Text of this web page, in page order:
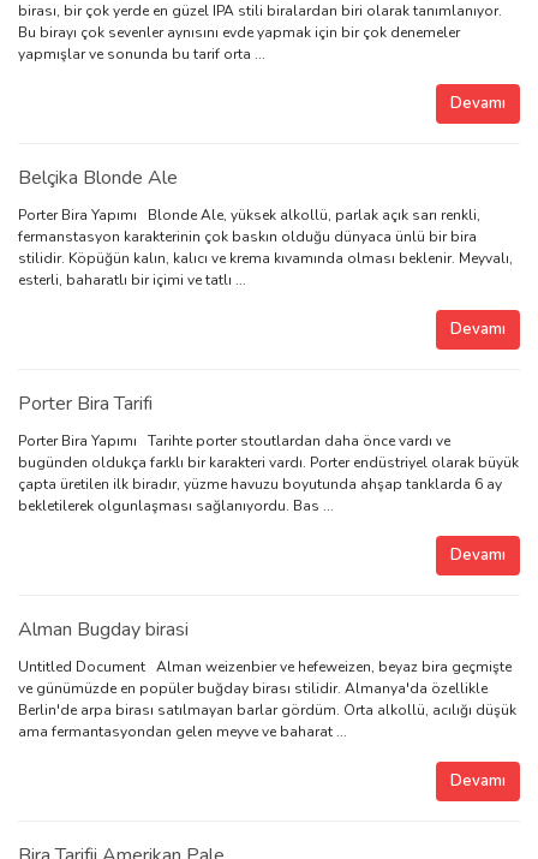
birası, bir çok yerde en güzel IPA stili biralardan biri olarak tanımlanıyor.
Bu birayı çok sevenler aynısını evde yapmak için bir çok denemeler
yapmışlar ve sonunda bu tarif orta ...
Devamı
Belçika Blonde Ale
Porter Bira Yapımı Blonde Ale, yüksek alkollü, parlak açık sarı renkli,
fermanstasyon karakterinin çok baskın olduğu dünyaca ünlü bir bira
stilidir. Köpüğün kalın, kalıcı ve krema kıvamında olması beklenir. Meyvalı,
esterli, baharatlı bir içimi ve tatlı ...
Devamı
Porter Bira Tarifi
Porter Bira Yapımı Tarihte porter stoutlardan daha önce vardı ve
bugünden oldukça farklı bir karakteri vardı. Porter endüstriyel olarak büyük
çapta üretilen ilk biradır, yüzme havuzu boyutunda ahşap tanklarda 6 ay
bekletilerek olgunlaşması sağlanıyordu. Bas ...
Devamı
Alman Bugday birasi
Untitled Document Alman weizenbier ve hefeweizen, beyaz bira geçmişte
ve günümüzde en popüler buğday birası stilidir. Almanya'da özellikle
Berlin'de arpa birası satılmayan barlar gördüm. Orta alkollü, acılığı düşük
ama fermantasyondan gelen meyve ve baharat ...
Devamı